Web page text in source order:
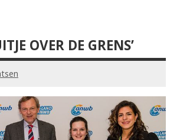
OVER DE GRENS’